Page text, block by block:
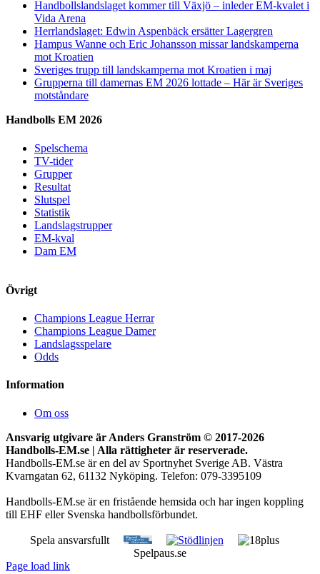
Handbollslandslaget kommer till Växjö – inleder EM-kvalet i
Vida Arena
Herrlandslaget: Edwin Aspenbäck ersätter Lagergren
Hampus Wanne och Eric Johansson missar landskamperna
mot Kroatien
Sveriges trupp till landskamperna mot Kroatien i maj
Grupperna till damernas EM 2026 lottade – Här är Sveriges
motståndare
Handbolls EM 2026
Spelschema
TV-tider
Grupper
Resultat
Slutspel
Statistik
Landslagstrupper
EM-kval
Dam EM
Övrigt
Champions League Herrar
Champions League Damer
Landslagsspelare
Odds
Information
Om oss
Ansvarig utgivare är Anders Granström © 2017-2026
Handbolls-EM.se | Alla rättigheter är reserverade.
Handbolls-EM.se är en del av Sportnyhet Sverige AB. Västra
Kvarngatan 62, 61132 Nyköping. Telefon: 079-3395109
Handbolls-EM.se är en fristående hemsida och har ingen koppling
till EHF eller Svenska handbollsförbundet.
Spela ansvarsfullt
Spelpaus.se
Page load link